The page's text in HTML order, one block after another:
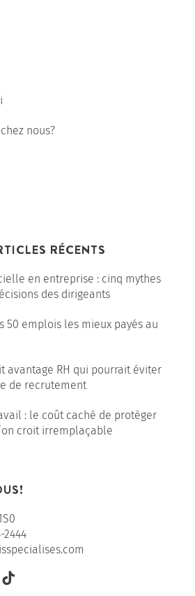
nous?
RÉCENTS
en entreprise : cinq mythes
des dirigeants
50 emplois les mieux payés au
avantage RH qui pourrait éviter
de recrutement
: le coût caché de protéger
croit irremplaçable
2444